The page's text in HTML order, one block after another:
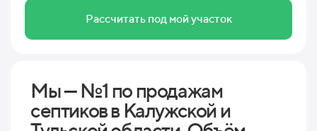
Рассчитать под мой участок
Мы — №1 по продажам
септиков в Калужской и